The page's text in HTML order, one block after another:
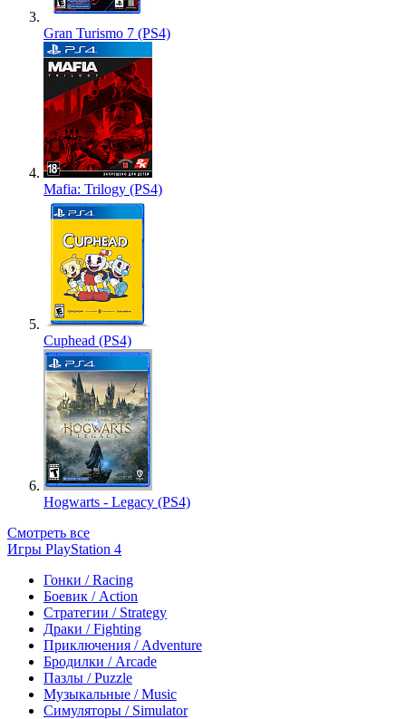
Gran Turismo 7 (PS4)
Mafia: Trilogy (PS4)
Cuphead (PS4)
Hogwarts - Legacy (PS4)
Смотреть все
Игры PlayStation 4
Гонки / Racing
Боевик / Action
Стратегии / Strategy
Драки / Fighting
Приключения / Adventure
Бродилки / Arcade
Пазлы / Puzzle
Музыкальные / Music
Симуляторы / Simulator